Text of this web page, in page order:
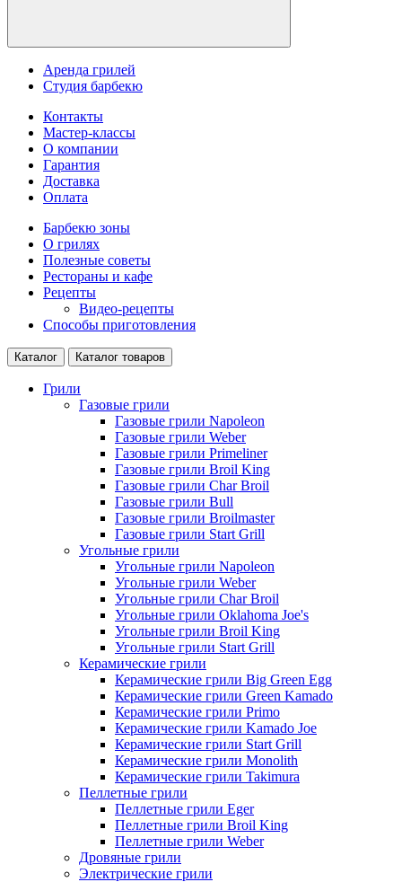
Аренда грилей
Студия барбекю
Контакты
Мастер-классы
О компании
Гарантия
Доставка
Оплата
Барбекю зоны
О грилях
Полезные советы
Рестораны и кафе
Рецепты
Видео-рецепты
Способы приготовления
Каталог Каталог товаров
Грили
Газовые грили
Газовые грили Napoleon
Газовые грили Weber
Газовые грили Primeliner
Газовые грили Broil King
Газовые грили Char Broil
Газовые грили Bull
Газовые грили Broilmaster
Газовые грили Start Grill
Угольные грили
Угольные грили Napoleon
Угольные грили Weber
Угольные грили Char Broil
Угольные грили Oklahoma Joe's
Угольные грили Broil King
Угольные грили Start Grill
Керамические грили
Керамические грили Big Green Egg
Керамические грили Green Kamado
Керамические грили Primo
Керамические грили Kamado Joe
Керамические грили Start Grill
Керамические грили Monolith
Керамические грили Takimura
Пеллетные грили
Пеллетные грили Eger
Пеллетные грили Broil King
Пеллетные грили Weber
Дровяные грили
Электрические грили